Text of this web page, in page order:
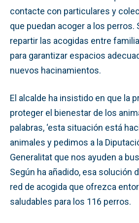
contacte con particulares y
que puedan acoger a los perros.
repartir las acogidas entre
para garantizar espacios
nuevos hacinamientos.
El alcalde ha insistido en que la
proteger el bienestar de los
palabras, ‘esta situación está
animales y pedimos a la
Generalitat que nos ayuden a
Según ha añadido, esa solución
red de acogida que ofrezca
saludables para los 116 perros.